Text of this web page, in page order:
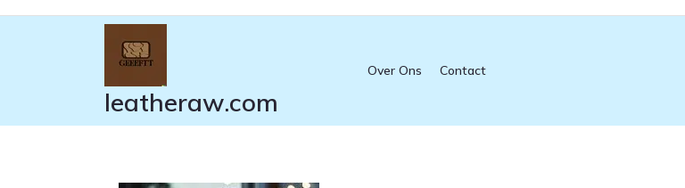
leatheraw.com
Over Ons Contact